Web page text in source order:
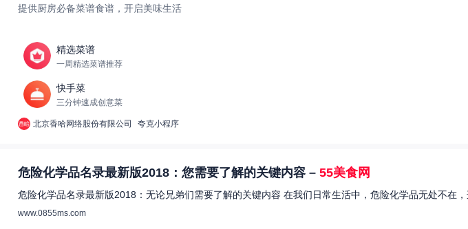
提供厨房必备菜谱食谱，开启美味生活
精选菜谱
一周精选菜谱推荐
快手菜
三分钟速成创意菜
北京香哈网络股份有限公司 夸克小程序
危险化学品名录最新版2018：您需要了解的关键内容 – 55美食网
危险化学品名录最新版2018：无论兄弟们需要了解的关键内容 在我们日常生活中，危险化学品无处不在
www.0855ms.com